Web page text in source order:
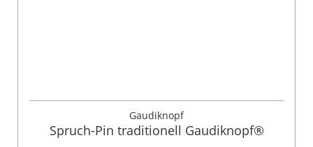
Gaudiknopf
Spruch-Pin traditionell Gaudiknopf®